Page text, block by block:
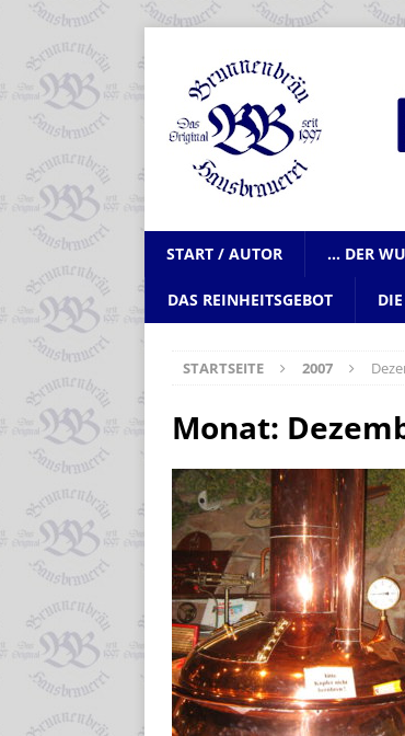
START / AUTOR … DER
DAS REINHEITSGEBOT
STARTSEITE 2007
Monat: